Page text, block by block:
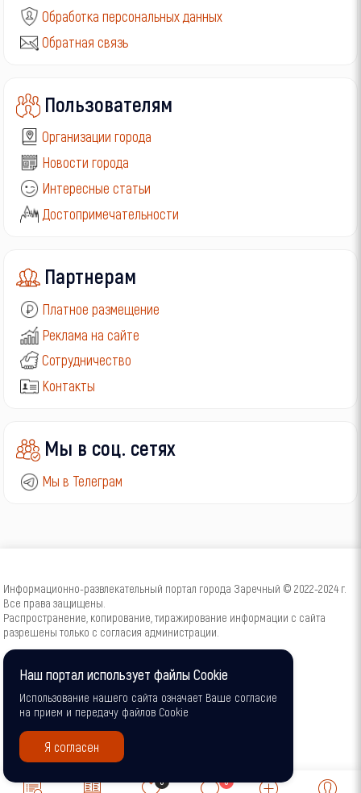
0 0
Обработка персональных данных
Обратная связь
Пользователям
Организации города
Новости города
Интересные статьи
Достопримечательности
Партнерам
Платное размещение
Реклама на сайте
Сотрудничество
Контакты
Мы в соц. сетях
Мы в Телеграм
Информационно-развлекательный портал города Заречный © 2022-2024 г.
Все права защищены.
Распространение, копирование, тиражирование информации с сайта
разрешены только с согласия администрации.
16+Наш портал использует файлы Cookie
Использование нашего сайта означает Ваше согласие
на прием и передачу файлов Cookie
Я согласен